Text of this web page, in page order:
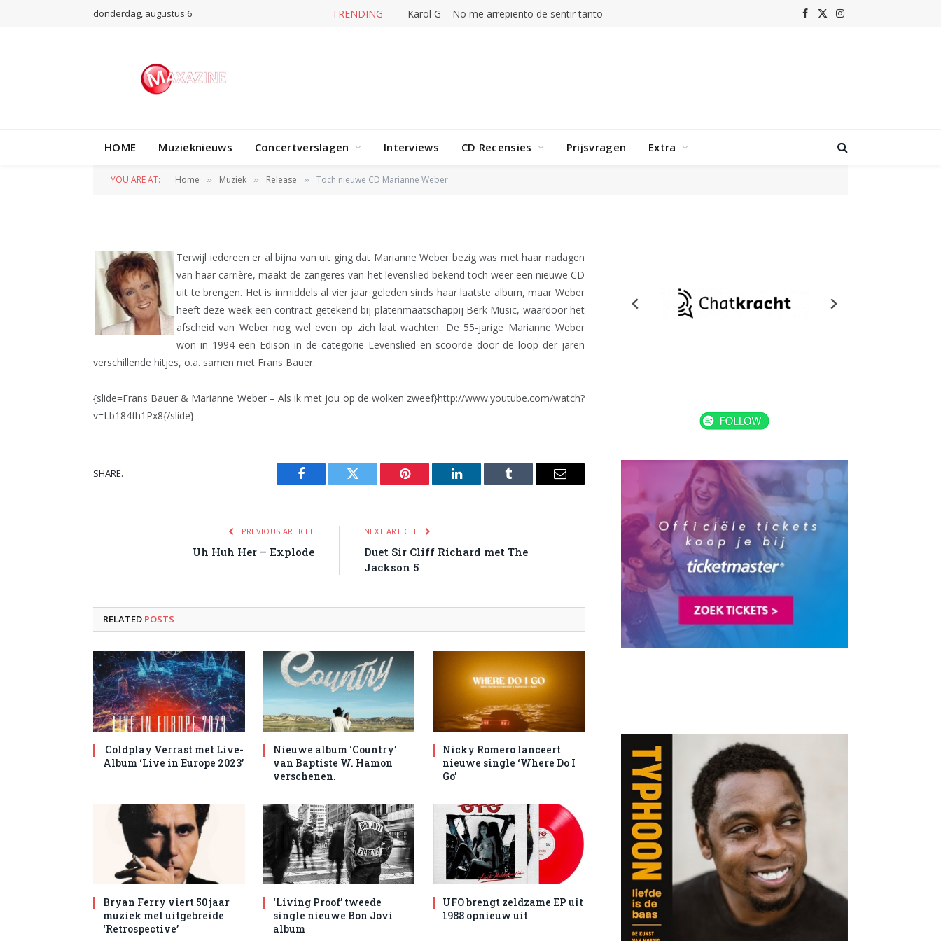
donderdag, augustus 6 TRENDING Karol G – No me arrepiento de sentir tanto Facebook
X
Instagram
HOME Muzieknieuws Concertverslagen Interviews CD Recensies Prijsvragen Extra
YOU ARE AT: Home » Muziek » Release » Toch nieuwe CD Marianne Weber
Toch nieuwe CD Marianne Weber
Terwijl iedereen er al bijna van uit ging dat Marianne Weber bezig was met haar nadagen
van haar carrière, maakt de zangeres van het levenslied bekend toch weer een nieuwe CD
uit te brengen. Het is inmiddels al vier jaar geleden sinds haar laatste album, maar Weber
heeft deze week een contract getekend bij platenmaatschappij Berk Music, waardoor het
afscheid van Weber nog wel even op zich laat wachten. De 55-jarige Marianne Weber
won in 1994 een Edison in de categorie Levenslied en scoorde door de loop der jaren
verschillende hitjes, o.a. samen met Frans Bauer.
{slide=Frans Bauer & Marianne Weber – Als ik met jou op de wolken zweef}http://www.youtube.com/watch?
v=Lb184fh1Px8{/slide}
SHARE.
Facebook Twitter Pinterest LinkedIn Tumblr Email
PREVIOUS ARTICLE
Uh Huh Her – Explode
NEXT ARTICLE
Duet Sir Cliff Richard met The
Jackson 5
RELATED POSTS
Coldplay Verrast met Live-
Album ‘Live in Europe 2023’
Nieuwe album ‘Country’
van Baptiste W. Hamon
verschenen.
Nicky Romero lanceert
nieuwe single ‘Where Do I
Go’
Bryan Ferry viert 50 jaar
muziek met uitgebreide
‘Retrospective’
‘Living Proof’ tweede
single nieuwe Bon Jovi
album
UFO brengt zeldzame EP uit
1988 opnieuw uit